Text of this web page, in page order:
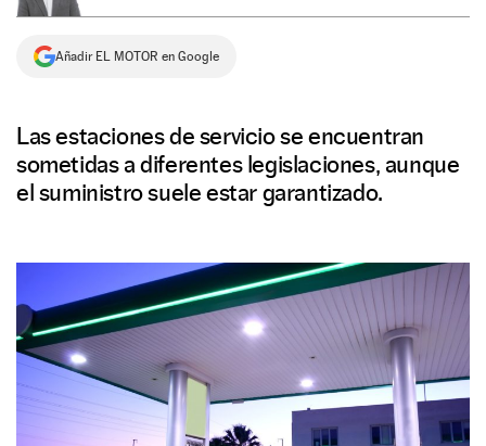
Añadir EL MOTOR en Google
Las estaciones de servicio se encuentran
sometidas a diferentes legislaciones, aunque
el suministro suele estar garantizado.